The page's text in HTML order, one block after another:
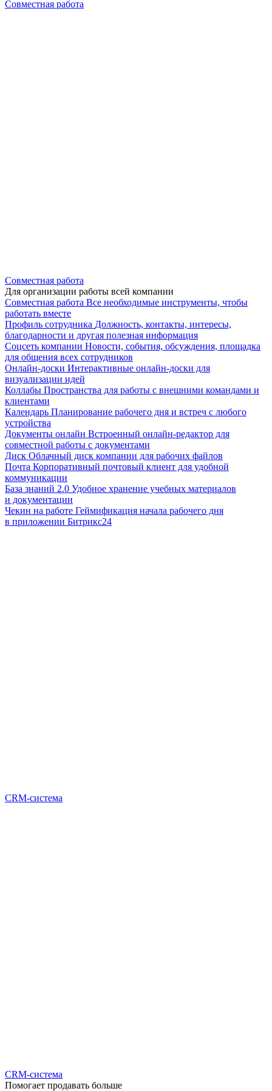
Совместная работа
Совместная работа
Для организации работы всей компании
Совместная работа Все необходимые инструменты, чтобы
работать вместе
Профиль сотрудника Должность, контакты, интересы,
благодарности и другая полезная информация
Соцсеть компании Новости, события, обсуждения, площадка
для общения всех сотрудников
Онлайн-доски Интерактивные онлайн-доски для
визуализации идей
Коллабы Пространства для работы с внешними командами и
клиентами
Календарь Планирование рабочего дня и встреч с любого
устройства
Документы онлайн Встроенный онлайн-редактор для
совместной работы с документами
Диск Облачный диск компании для рабочих файлов
Почта Корпоративный почтовый клиент для удобной
коммуникации
База знаний 2.0 Удобное хранение учебных материалов
и документации
Чекин на работе Геймификация начала рабочего дня
в приложении Битрикс24
CRM-система
CRM-система
Помогает продавать больше